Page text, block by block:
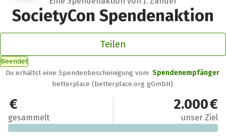
SocietyCon Spendenaktion
Teilen
Beendet
Du erhältst eine Spendenbescheinigung vom Spendenempfänger
betterplace (betterplace.org gGmbH).
0 €
gesammelt
2.000 €
unser Ziel